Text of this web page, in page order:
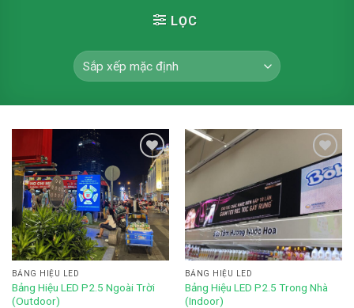
LỌC
Add to
wishlist
BẢNG HIỆU LED
Bảng Hiệu LED P2.5 Ngoài Trời
(Outdoor)
wishlist
BẢNG HIỆU LED
Bảng Hiệu LED P2.5 Trong Nhà
(Indoor)